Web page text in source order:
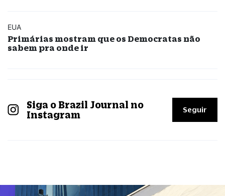
EUA
Primárias mostram que os Democratas não
sabem pra onde ir
Siga o Brazil Journal no
Instagram
Seguir